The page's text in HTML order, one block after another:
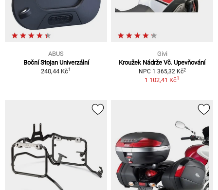
ABUS
Boční Stojan Univerzální
240,44 Kč1
Givi
Kroužek Nádrže Vč. Upevňování
NPC 1 365,32 Kč2
1 102,41 Kč1